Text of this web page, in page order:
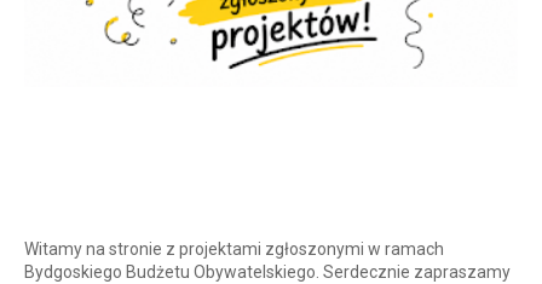
Witamy na stronie z projektami zgłoszonymi w ramach
Bydgoskiego Budżetu Obywatelskiego. Serdecznie zapraszamy